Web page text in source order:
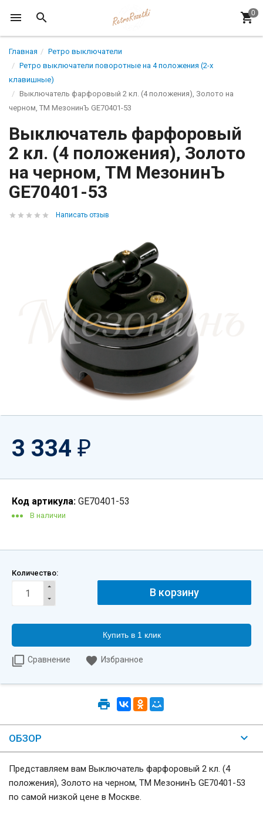
Главная
Ретро выключатели
Ретро выключатели поворотные на 4 положения (2-х
клавишные)
Выключатель фарфоровый 2 кл. (4 положения), Золото на
черном, ТМ МезонинЪ GE70401-53
Выключатель фарфоровый
2 кл. (4 положения), Золото
на черном, ТМ МезонинЪ
GE70401-53
Написать отзыв
3 334 ₽
Код артикула: GE70401-53
В наличии
Количество:
Купить в 1 клик
Сравнение Избранное
ОБЗОР
Представляем вам Выключатель фарфоровый 2 кл. (4
положения), Золото на черном, ТМ МезонинЪ GE70401-53
по самой низкой цене в Москве.